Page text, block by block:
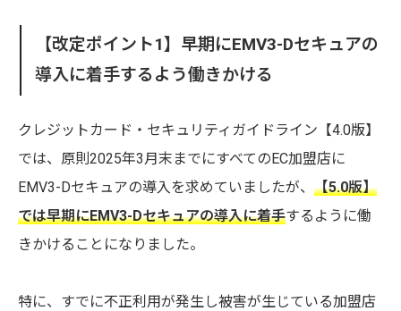
【改定ポイント1】早期にEMV3-Dセキュアの
導入に着手するよう働きかける
クレジットカード・セキュリティガイドライン【4.0版】
では、原則2025年3月末までにすべてのEC加盟店に
EMV3-Dセキュアの導入を求めていましたが、 【5.0版】
では早期にEMV3-Dセキュアの導入に着手するように働
きかけることになりました。
特に、すでに不正利用が発生し被害が生じている加盟店